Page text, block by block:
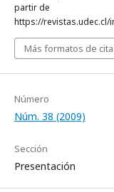
partir de
https://revistas.udec.cl/
Más formatos de cita
Número
Núm. 38 (2009)
Sección
Presentación